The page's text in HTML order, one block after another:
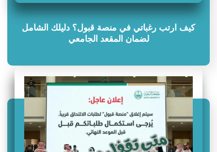
كيف ارتب رغباتي في منصة قبول؟ دليلك الشامل
لضمان المقعد الجامعي